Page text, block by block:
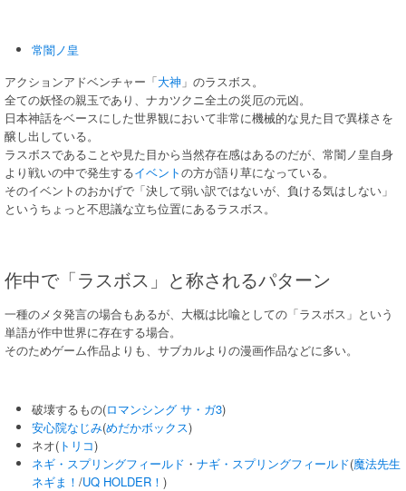
常闇ノ皇
アクションアドベンチャー「大神 」のラスボス。
全ての妖怪の親玉であり、ナカツクニ全土の災厄の元凶。
日本神話をベースにした世界観において非常に機械的な見た目で異様さを
醸し出している。
ラスボスであることや見た目から当然存在感はあるのだが、常闇ノ皇自身
より戦いの中で発生するイベントの方が語り草になっている。
そのイベントのおかげで「決して弱い訳ではないが、負ける気はしない」
というちょっと不思議な立ち位置にあるラスボス。
作中で「ラスボス」と称されるパターン
一種のメタ発言の場合もあるが、大概は比喩としての「ラスボス」という
単語が作中世界に存在する場合。
そのためゲーム作品よりも、サブカルよりの漫画作品などに多い。
破壊するもの(ロマンシング サ・ガ3)
安心院なじみ(めだかボックス)
ネオ( トリコ)
ネギ・スプリングフィールド ・ ナギ・スプリングフィールド(魔法先生
ネギま！ /UQ HOLDER！ )